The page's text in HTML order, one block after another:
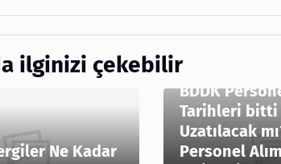
ilginizi çekebilir
Ne Kadar
BDDK
Tarihleri bitti
Uzatılacak
Personel